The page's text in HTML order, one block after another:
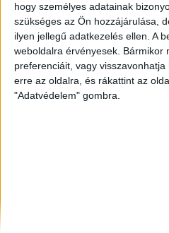
hogy személyes adatainak
szükséges az Ön hozzájárulása,
ilyen jellegű adatkezelés ellen. A
weboldalra érvényesek. Bármikor
preferenciáit, vagy
erre az oldalra, és rákattint az
"Adatvédelem" gombra.